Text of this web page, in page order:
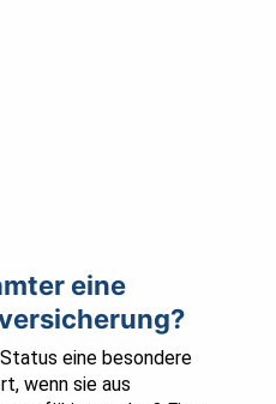
eine
eine besondere
wenn sie aus